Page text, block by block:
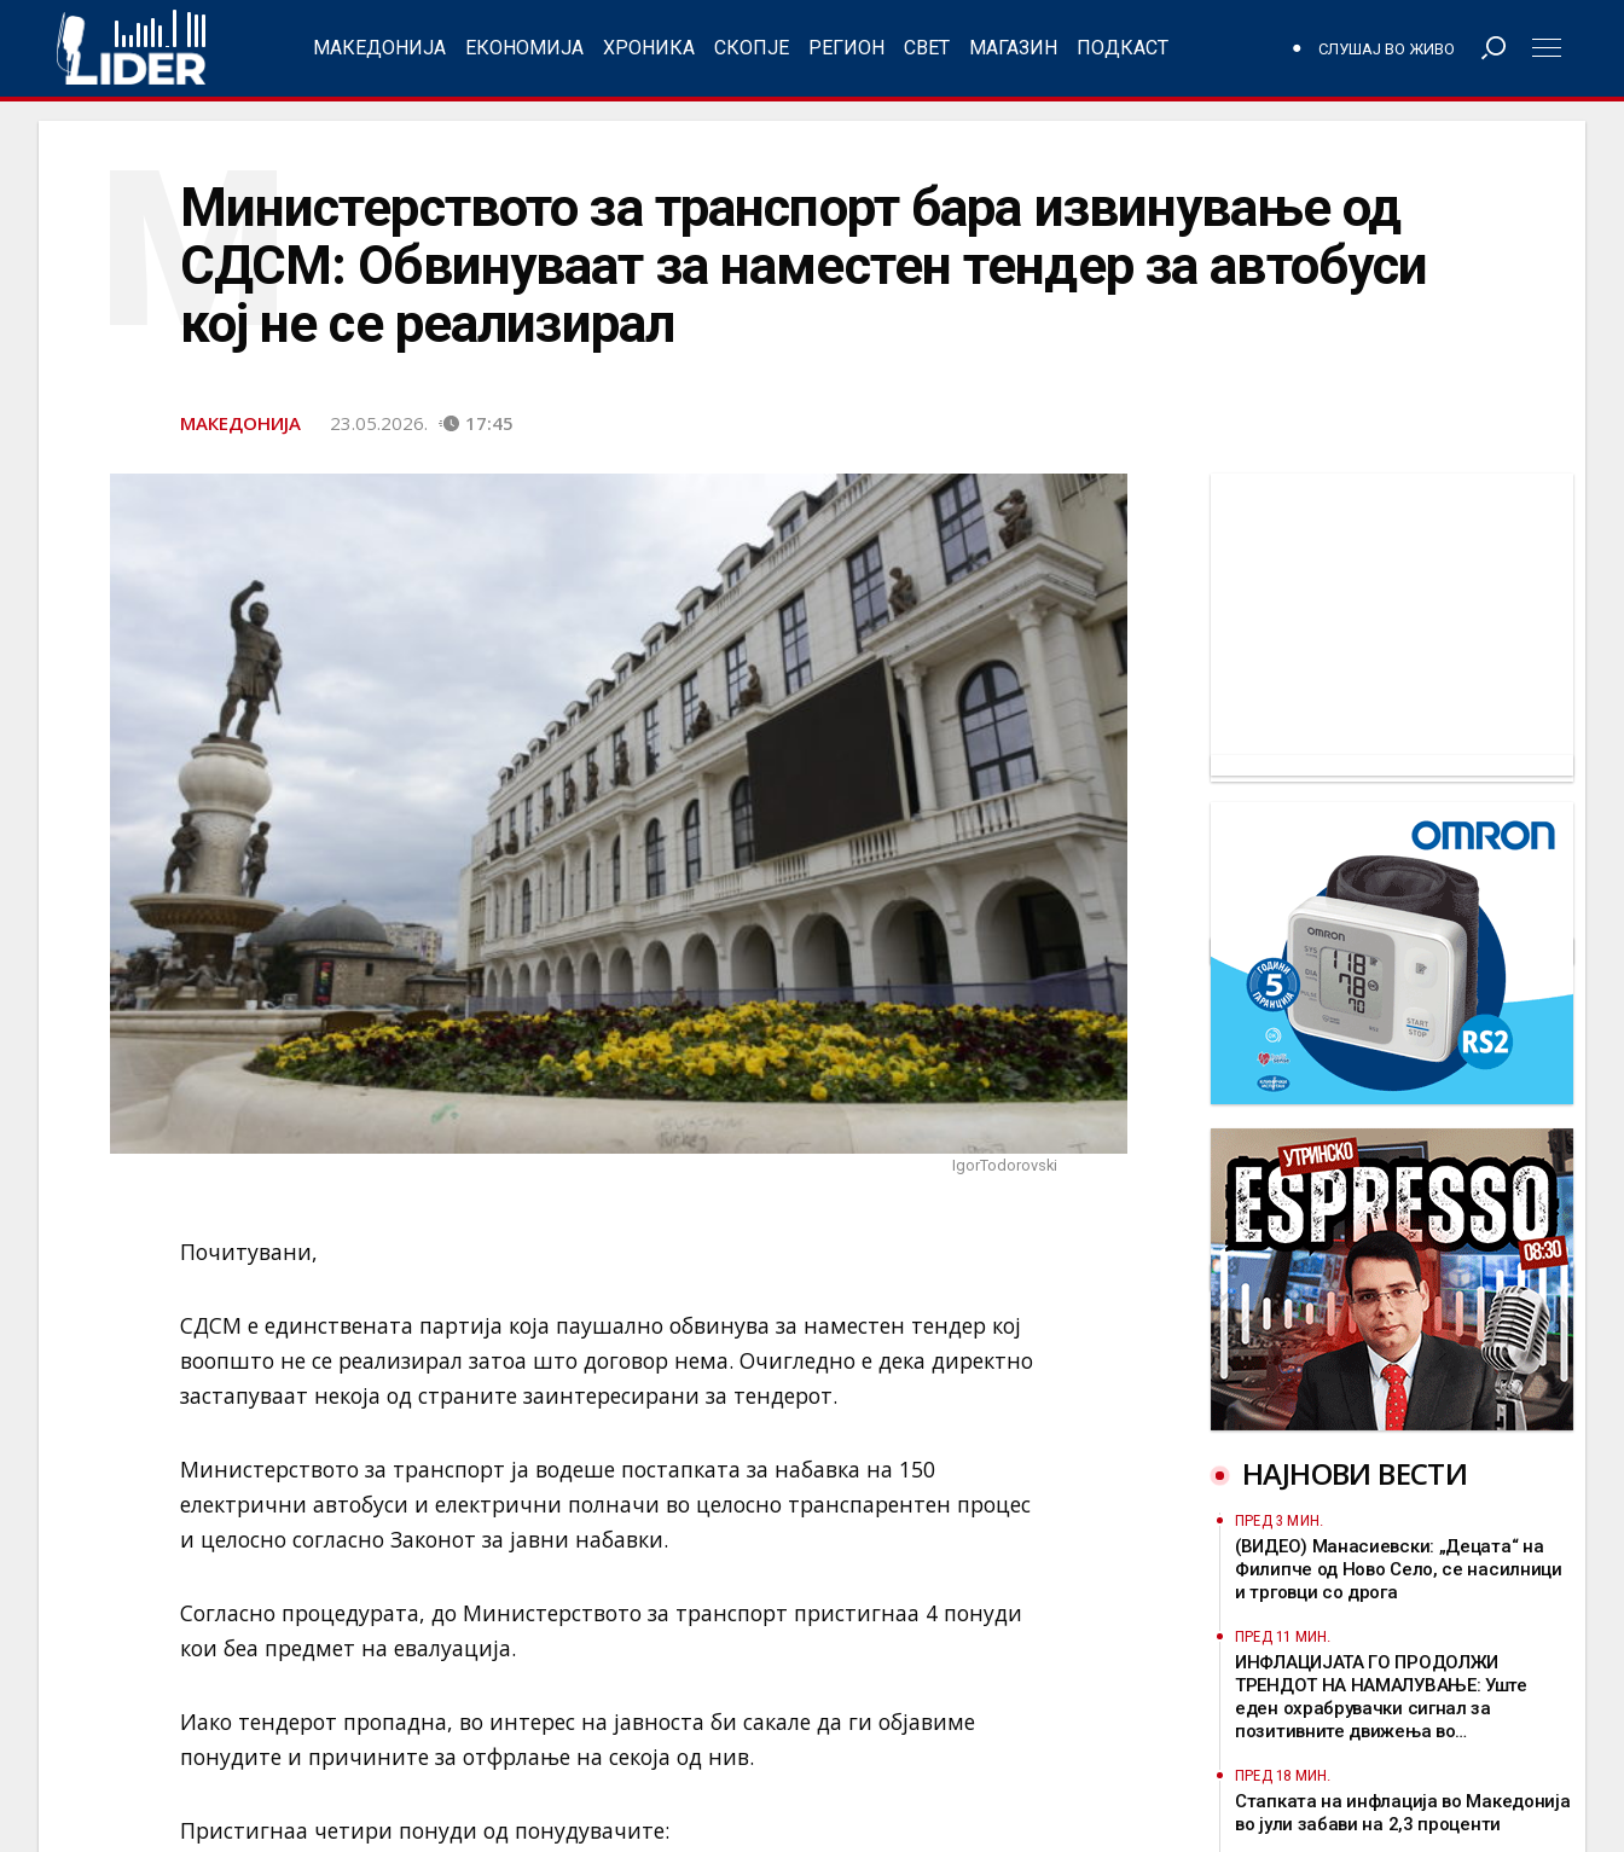
МАКЕДОНИЈА ЕКОНОМИЈА ХРОНИКА СКОПЈЕ РЕГИОН СВЕТ МАГАЗИН ПОДКАСТ СЛУШАЈ ВО ЖИВО
Министерството за транспорт бара извинување од
СДСМ: Обвинуваат за наместен тендер за автобуси
кој не се реализирал
М
МАКЕДОНИЈА 23.05.2026. 17:45
IgorTodorovski
Почитувани,
СДСМ е единствената партија која паушално обвинува за наместен тендер кој
воопшто не се реализирал затоа што договор нема. Очигледно е дека директно
застапуваат некоја од страните заинтересирани за тендерот.
Министерството за транспорт ја водеше постапката за набавка на 150
електрични автобуси и електрични полначи во целосно транспарентен процес
и целосно согласно Законот за јавни набавки.
Согласно процедурата, до Министерството за транспорт пристигнаа 4 понуди
кои беа предмет на евалуација.
Иако тендерот пропадна, во интерес на јавноста би сакале да ги објавиме
понудите и причините за отфрлање на секоја од нив.
Пристигнаа четири понуди од понудувачите:
НАЈНОВИ ВЕСТИ
ПРЕД 3 МИН.
(ВИДЕО) Манасиевски: „Децата“ на
Филипче од Ново Село, се насилници
и трговци со дрога
ПРЕД 11 МИН.
ИНФЛАЦИЈАТА ГО ПРОДОЛЖИ
ТРЕНДОТ НА НАМАЛУВАЊЕ: Уште
еден охрабрувачки сигнал за
позитивните движења во
Кочоска
ПРЕД 18 МИН.
Стапката на инфлација во Македонија
во јули забави на 2,3 проценти